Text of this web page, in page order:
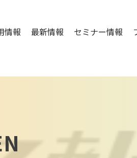
情報 最新情報 セミナー情報